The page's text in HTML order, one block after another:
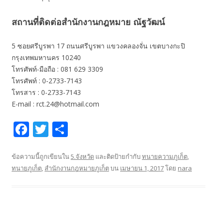
สถานที่ติดต่อสำนักงานกฎหมาย ณัฐวัฒน์
5 ซอยศรีบูรพา 17 ถนนศรีบูรพา แขวงคลองจั่น เขตบางกะปิ
กรุงเทพมหานคร 10240
โทรศัพท์-มือถือ : 081 629 3309
โทรศัพท์ : 0-2733-7143
โทรสาร : 0-2733-7143
E-mail : rct.24@hotmail.com
F
e
b
T
itt
er
ar
e
ข้อความนี้ถูกเขียนใน5.จังหวัด และติดป้ายกำกับทนายความภูเก็ต,
ทนายภูเก็ต, สำนักงานกฎหมายภูเก็ตบน เมษายน 1, 2017โดย nara